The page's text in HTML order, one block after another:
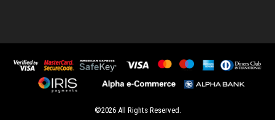
©2026All Rights Reserved.